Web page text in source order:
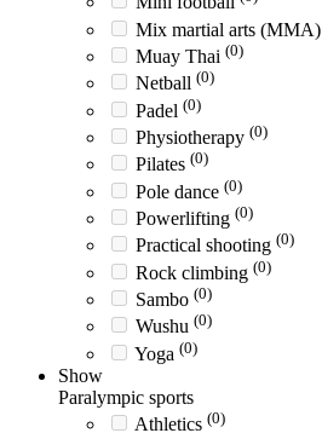
Mix martial arts (MMA)
Muay Thai (0)
Netball (0)
Padel (0)
Physiotherapy (0)
Pilates (0)
Pole dance (0)
Powerlifting (0)
Practical shooting (0)
Rock climbing (0)
Sambo (0)
Wushu (0)
Yoga (0)
Show
Paralympic sports
Athletics (0)